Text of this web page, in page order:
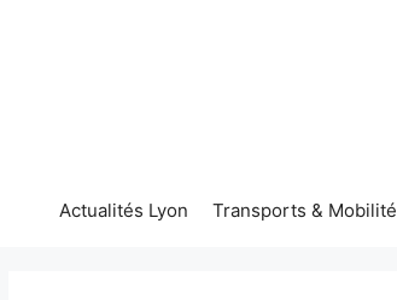
Actualités Lyon Transports & Mobilité